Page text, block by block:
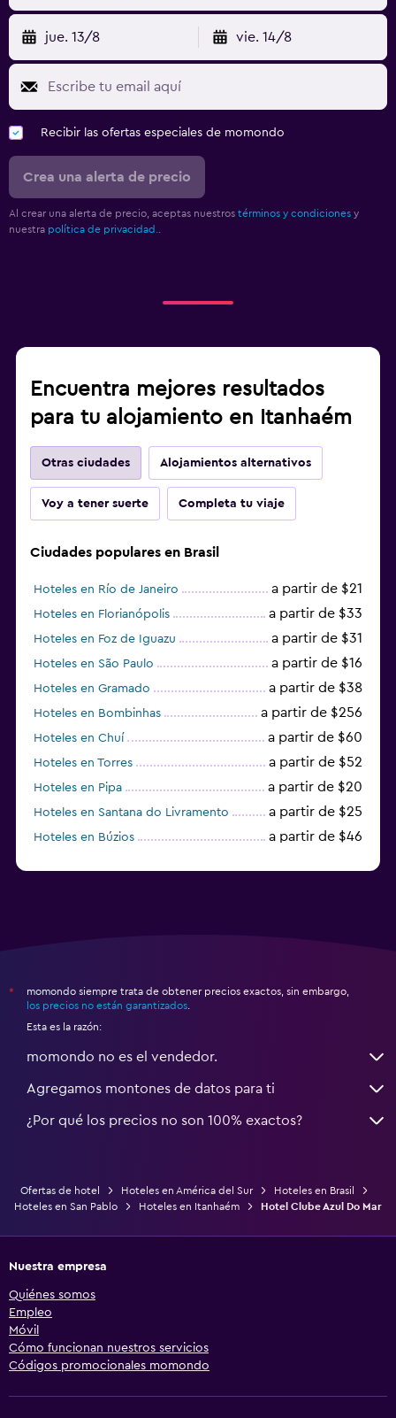
jue. 13/8 vie. 14/8
Recibir las ofertas especiales de momondo
Crea una alerta de precio
Al crear una alerta de precio, aceptas nuestros términos y condiciones y
nuestra política de privacidad.
Encuentra mejores resultados
para tu alojamiento en Itanhaém
Otras ciudades Alojamientos alternativos
Voy a tener suerte Completa tu viaje
Ciudades populares en Brasil
Hoteles en Río de Janeiro a partir de $21
Hoteles en Florianópolis a partir de $33
Hoteles en Foz de Iguazu a partir de $31
Hoteles en São Paulo a partir de $16
Hoteles en Gramado a partir de $38
Hoteles en Bombinhas a partir de $256
Hoteles en Chuí a partir de $60
Hoteles en Torres a partir de $52
Hoteles en Pipa a partir de $20
Hoteles en Santana do Livramento a partir de $25
Hoteles en Búzios a partir de $46
*
momondo siempre trata de obtener precios exactos, sin embargo,
los precios no están garantizados
Esta es la razón:
momondo no es el vendedor.
Agregamos montones de datos para ti
¿Por qué los precios no son 100% exactos?
Ofertas de hotel Hoteles en América del Sur
Hoteles en Brasil
Hoteles en San Pablo
Hoteles en Itanhaém Hotel Clube Azul Do Mar
Nuestra empresa
Quiénes somos
Empleo
Móvil
Cómo funcionan nuestros servicios
Códigos promocionales momondo